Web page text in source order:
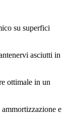
su superfici
asciutti in
ottimale in un
e